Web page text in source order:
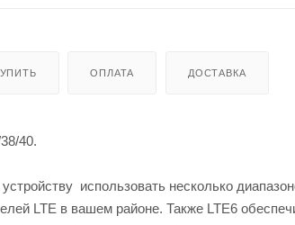
ОПЛАТА ДОСТАВКА
40.
использовать несколько
LTE в вашем районе. Также LTE6